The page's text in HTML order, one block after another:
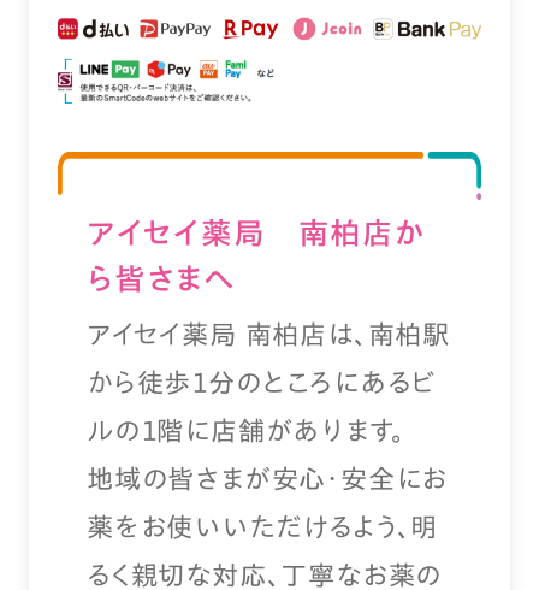
アイセイ薬局 南柏店か
ら皆さまへ
アイセイ薬局 南柏店は、南柏駅
から徒歩１分のところにあるビ
ルの１階に店舗があります。
地域の皆さまが安心・安全にお
薬をお使いいただけるよう、明
るく親切な対応、丁寧なお薬の